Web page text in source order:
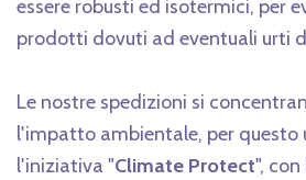
essere robusti ed isotermici, per
prodotti dovuti ad eventuali urti
Le nostre spedizioni si
l'impatto ambientale, per questo
l'iniziativa "Climate Protect",